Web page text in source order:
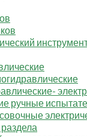
ручные